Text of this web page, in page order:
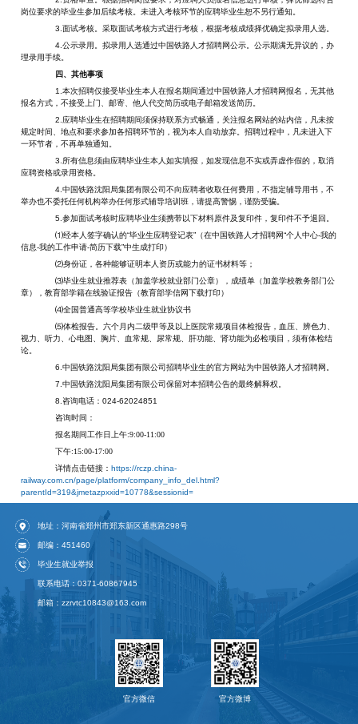
岗位要求的毕业生参加后续考核。未进入考核环节的应聘毕业生恕不另行通知。
3.面试考核。采取面试考核方式进行考核，根据考核成绩择优确定拟录用人选。
4.公示录用。拟录用人选通过中国铁路人才招聘网公示。公示期满无异议的，办
理录用手续。
四、其他事项
1.本次招聘仅接受毕业生本人在报名期间通过中国铁路人才招聘网报名，无其他
报名方式，不接受上门、邮寄、他人代交简历或电子邮箱发送简历。
2.应聘毕业生在招聘期间须保持联系方式畅通，关注报名网站的站内信，凡未按
规定时间、地点和要求参加各招聘环节的，视为本人自动放弃。招聘过程中，凡未进入下
一环节者，不再单独通知。
3.所有信息须由应聘毕业生本人如实填报，如发现信息不实或弄虚作假的，取消
应聘资格或录用资格。
4.中国铁路沈阳局集团有限公司不向应聘者收取任何费用，不指定辅导用书，不
举办也不委托任何机构举办任何形式辅导培训班，请提高警惕，谨防受骗。
5.参加面试考核时应聘毕业生须携带以下材料原件及复印件，复印件不予退回。
⑴经本人签字确认的“毕业生应聘登记表”（在中国铁路人才招聘网“个人中心-我的
信息-我的工作申请-简历下载”中生成打印）
⑵身份证，各种能够证明本人资历或能力的证书材料等；
⑶毕业生就业推荐表（加盖学校就业部门公章），成绩单（加盖学校教务部门公
章），教育部学籍在线验证报告（教育部学信网下载打印）
⑷全国普通高等学校毕业生就业协议书
⑸体检报告。六个月内二级甲等及以上医院常规项目体检报告，血压、辨色力、
视力、听力、心电图、胸片、血常规、尿常规、肝功能、肾功能为必检项目，须有体检结
论。
6.中国铁路沈阳局集团有限公司招聘毕业生的官方网站为中国铁路人才招聘网。
7.中国铁路沈阳局集团有限公司保留对本招聘公告的最终解释权。
8.咨询电话：024-62024851
咨询时间：
报名期间工作日上午:9:00-11:00
下午:15:00-17:00
详情点击链接： https://rczp.china-
railway.com.cn/page/platform/company_info_del.html?
parentId=319&jmetazpxxid=10778&sessionid=
地址：河南省郑州市郑东新区通惠路298号
邮编：451460
毕业生就业举报
联系电话：0371-60867945
邮箱：zzrvtc10843@163.com
官方微信 官方微博